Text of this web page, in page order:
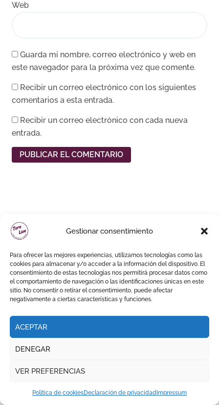
Gestionar consentimiento
Para ofrecer las mejores experiencias, utilizamos tecnologías como las
cookies para almacenar y/o acceder a la información del dispositivo. El
consentimiento de estas tecnologías nos permitirá procesar datos como
el comportamiento de navegación o las identificaciones únicas en este
sitio. No consentir o retirar el consentimiento, puede afectar
negativamente a ciertas características y funciones.
ACEPTAR
DENEGAR
VER PREFERENCIAS
Política de cookiesDeclaración de privacidad Impressum
Web
Guarda mi nombre, correo electrónico y web en
este navegador para la próxima vez que comente.
Recibir un correo electrónico con los siguientes
comentarios a esta entrada.
Recibir un correo electrónico con cada nueva
entrada.